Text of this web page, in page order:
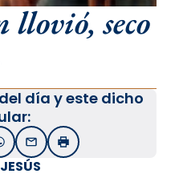
llovió, seco
día y este dicho
EmailImprimir